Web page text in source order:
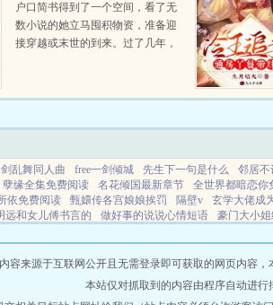
户口简书得到了一个空间，看了无
数小说的她立马囤积物资，准备迎
接穿越或末世的到来。过了几年，
1968年，虽然是个孤女但家产丰
乱舞同人曲 free一剑倾城 先生下一句是什么 邻居不
孽缘全集免费阅读 名花倾国最新章节 全世界都暗恋你
依免费阅读 甄嬛传各宫娘娘挨罚 隔壁v 玄学大佬成
远和女儿傅书言的 做好事的说说心情短语 豪门大小
在都市免费全集 开局杀了主角 你的爱似谋杀大45章
剧
女王篇 霸道王爷的宠妻日常 娘娘又饿了吗 名花
一次你会选择什么样的家庭 醒醒别睡了TXT 我未来
容来源于互联网公开且无需登录即可获取的网页内容，
本站仅对抓取到的内容由程序自动进行